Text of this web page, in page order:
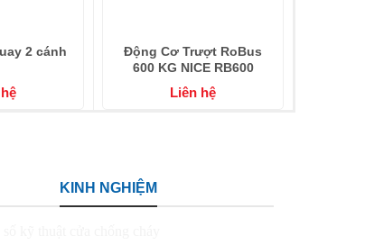
2 cánh
Động Cơ Trượt RoBus
600 KG NICE RB600
Liên hệ
KINH NGHIỆM